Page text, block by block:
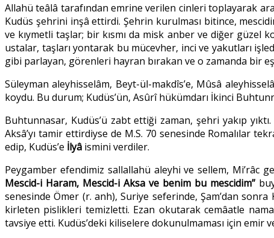
Allahü teâlâ tarafından emrine verilen cinleri toplayarak
Kudüs şehrini inşâ ettirdi. Şehrin kurulması bitince,
ve kıymetli taşlar; bir kısmı da misk anber ve diğer
ustalar, taşları yontarak bu mücevher, inci ve yakutları
gibi parlayan, görenleri hayran bırakan ve o zamanda bir
Süleyman aleyhisselâm, Beyt-ül-makdîs’e, Mûsâ
koydu. Bu durum; Kudüs’ün, Asûrî hükümdarı İkinci
Buhtunnasar, Kudüs’ü zabt ettiği zaman, şehri yakıp
Aksâ’yı tamir ettirdiyse de M.S. 70 senesinde Romalılar
edip, Kudüs’e İlyâ ismini verdiler.
Peygamber efendimiz sallallahü aleyhi ve sellem, Mi’râc
Mescid-i Haram, Mescid-i Aksa ve benim bu mescidim”
senesinde Ömer (r. anh), Suriye seferinde, Şam’dan
kirleten pislikleri temizletti. Ezan okutarak cemâatle namaz
tavsiye etti. Kudüs’deki kiliselere dokunulmaması için emir